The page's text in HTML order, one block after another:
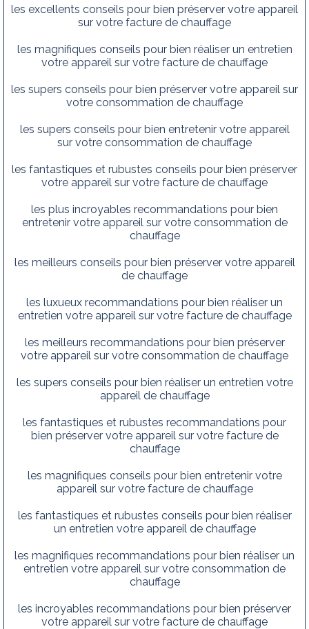
les excellents conseils pour bien préserver votre appareil
sur votre facture de chauffage
les magnifiques conseils pour bien réaliser un entretien
votre appareil sur votre facture de chauffage
les supers conseils pour bien préserver votre appareil sur
votre consommation de chauffage
les supers conseils pour bien entretenir votre appareil
sur votre consommation de chauffage
les fantastiques et rubustes conseils pour bien préserver
votre appareil sur votre facture de chauffage
les plus incroyables recommandations pour bien
entretenir votre appareil sur votre consommation de
chauffage
les meilleurs conseils pour bien préserver votre appareil
de chauffage
les luxueux recommandations pour bien réaliser un
entretien votre appareil sur votre facture de chauffage
les meilleurs recommandations pour bien préserver
votre appareil sur votre consommation de chauffage
les supers conseils pour bien réaliser un entretien votre
appareil de chauffage
les fantastiques et rubustes recommandations pour
bien préserver votre appareil sur votre facture de
chauffage
les magnifiques conseils pour bien entretenir votre
appareil sur votre facture de chauffage
les fantastiques et rubustes conseils pour bien réaliser
un entretien votre appareil de chauffage
les magnifiques recommandations pour bien réaliser un
entretien votre appareil sur votre consommation de
chauffage
les incroyables recommandations pour bien préserver
votre appareil sur votre facture de chauffage